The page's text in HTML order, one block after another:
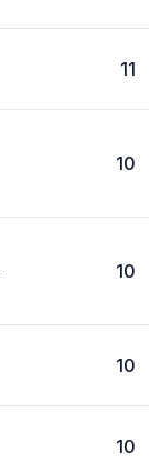
11
10
10
10
10